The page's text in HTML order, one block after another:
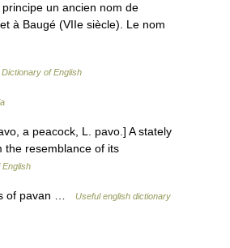
un ancien nom de
à Baugé (VIIe siècle). Le nom
of English
a peacock, L. pavo.] A stately
the resemblance of its
English
of pavan … Useful english dictionary